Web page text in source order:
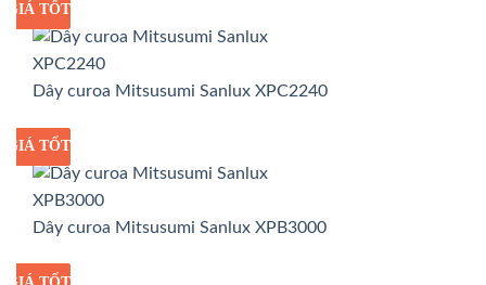
GIÁ SỈ
GIÁ TỐT
Dây curoa Mitsusumi Sanlux XPC2240
GIÁ SỈ
GIÁ TỐT
Dây curoa Mitsusumi Sanlux XPB3000